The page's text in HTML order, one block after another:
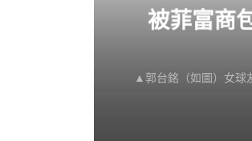
被菲富商
▲郭台銘（如圖）女球